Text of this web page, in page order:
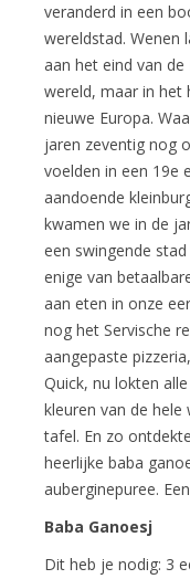
veranderd in een
wereldstad. Wenen
aan het eind van de
wereld, maar in het
nieuwe Europa.
jaren zeventig nog
voelden in een 19e
aandoende
kwamen we in de
een swingende
enige van
aan eten in onze
nog het Servische
aangepaste
Quick, nu lokten
kleuren van de hele
tafel. En zo
heerlijke baba
auberginepuree.
Baba Ganoesj
Dit heb je nodig: 3